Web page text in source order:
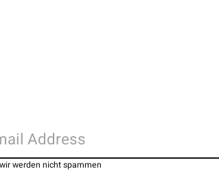
werden nicht spammen